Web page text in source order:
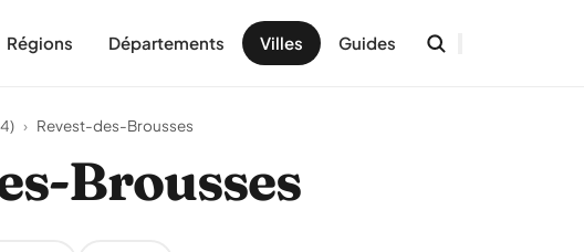
Régions Départements Villes Guides
› Revest-des-Brousses
Brousses